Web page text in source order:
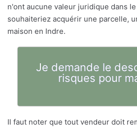
n'ont aucune valeur juridique dans
souhaiteriez acquérir une parcelle,
maison en Indre.
Je demande le
risques pour
Il faut noter que tout vendeur doit